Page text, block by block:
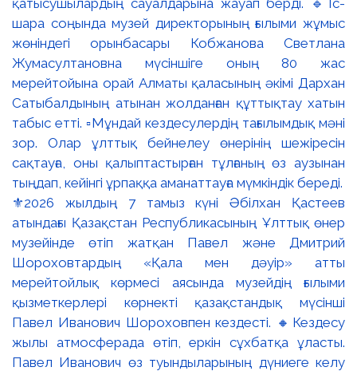
⚜️2026 жылдың 7 тамыз күні Әбілхан Қастеев
атындағы Қазақстан Республикасының Ұлттық өнер
музейінде өтіп жатқан Павел және Дмитрий
Шороховтардың «Қала мен дәуір» атты
мерейтойлық көрмесі аясында музейдің ғылыми
қызметкерлері көрнекті қазақстандық мүсінші
Павел Иванович Шороховпен кездесті. 🔸Кездесу
жылы атмосферада өтіп, еркін сұхбатқа ұласты.
Павел Иванович өз туындыларының дүниеге келу